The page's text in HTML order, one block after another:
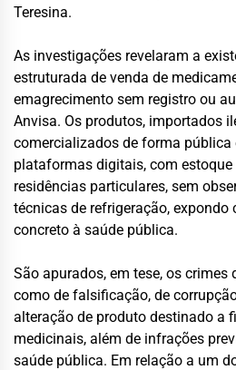
Teresina.
As investigações revelaram a
estruturada de venda de
emagrecimento sem registro ou
Anvisa. Os produtos, importados
comercializados de forma pública
plataformas digitais, com estoque
residências particulares, sem
técnicas de refrigeração, expondo
concreto à saúde pública.
São apurados, em tese, os crimes
como de falsificação, de
alteração de produto destinado a
medicinais, além de infrações
saúde pública. Em relação a um